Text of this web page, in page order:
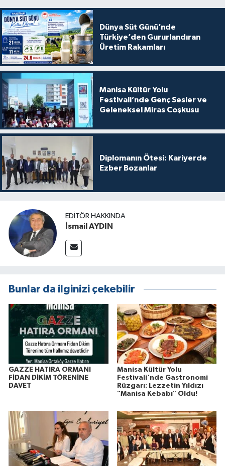
Dünya Süt Günü’nde
Türkiye’den Gururlandıran
Üretim Rakamları
Manisa Kültür Yolu
Festivali’nde Genç Sesler ve
Geleneksel Miras Coşkusu
Diplomanın Ötesi: Kariyerde
Ezber Bozanlar
EDITÖR HAKKINDA
İsmail AYDIN
Bunlar da ilginizi çekebilir
GAZZE HATIRA ORMANI
FİDAN DİKİM TÖRENİNE
DAVET
Manisa Kültür Yolu
Festivali'nde Gastronomi
Rüzgarı: Lezzetin Yıldızı
"Manisa Kebabı" Oldu!